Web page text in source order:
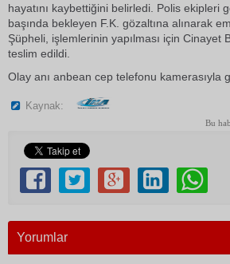
hayatını kaybettiğini belirledi. Polis ekipleri
başında bekleyen F.K. gözaltına alınarak
Şüpheli, işlemlerinin yapılması için Cinayet
teslim edildi.
Olay anı anbean cep telefonu kamerasıyla
Kaynak:
Bu
Yorumlar